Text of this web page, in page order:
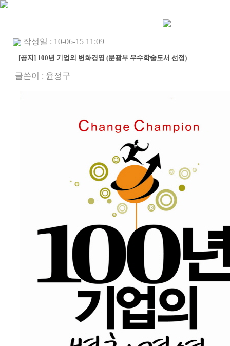
작성일 : 10-06-15 11:09
[공지] 100년 기업의 변화경영 (문광부 우수학술도서 선정)
글쓴이 : 윤정구